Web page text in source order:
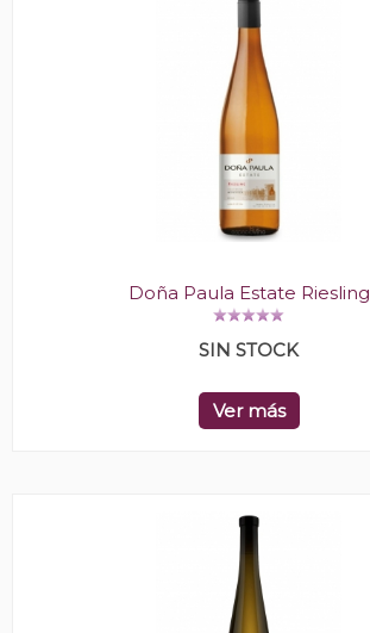
Doña Paula Estate Riesling
SIN STOCK
Ver más